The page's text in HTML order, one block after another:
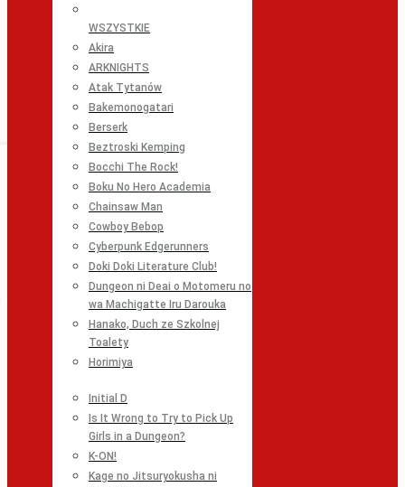
WSZYSTKIE
Akira
ARKNIGHTS
Atak Tytanów
Bakemonogatari
Berserk
Beztroski Kemping
Bocchi The Rock!
Boku No Hero Academia
Chainsaw Man
Cowboy Bebop
Cyberpunk Edgerunners
Doki Doki Literature Club!
Dungeon ni Deai o Motomeru no
wa Machigatte Iru Darouka
Hanako, Duch ze Szkolnej
Toalety
Horimiya
Initial D
Is It Wrong to Try to Pick Up
Girls in a Dungeon?
K-ON!
Kage no Jitsuryokusha ni